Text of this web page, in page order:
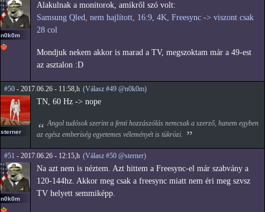
n0k0m
Alakulnak a monitorok, amikről szó volt:
Samsung Qled, nem hajlított, 16:9, 4K, Freesync -> viszont csak
28 col
Mondjuk nekem akkor is marad a TV, megszoktam már a 49-est
az asztalon :D
#50 - 2017.06.26 - 11:58,h (Válasz #49 @n0k0m)
sterner
TN, 60 Hz -> nope
Angol tudósok szerint a fenti hozzászólás nemcsak a szerző, hanem egyben
az egész emberiség egyetemes véleményét is tükrözi.
#51 - 2017.06.26 - 12:15,h (Válasz #50 @sterner)
n0k0m
Na azt nem is néztem. Azt hittem a Freesync-el már szabvány a
120-144hz. Akkor meg csak a freesync miatt nem éri meg szvsz
TV helyett semmiképp.